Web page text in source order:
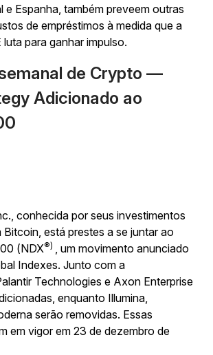
e Espanha, também preveem outras
de empréstimos à medida que a
para ganhar impulso.
de Crypto —
Adicionado ao
conhecida por seus investimentos
está prestes a se juntar ao
(NDX®)
, um movimento anunciado
Indexes. Junto com a
Technologies e Axon Enterprise
enquanto Illumina,
serão removidas. Essas
em vigor em 23 de dezembro de